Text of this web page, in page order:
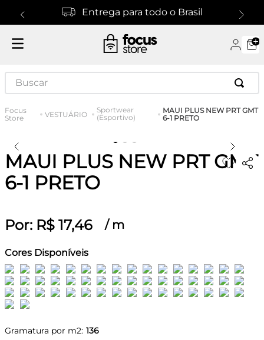
Entrega para todo o Brasil
Buscar
VESTUÁRIO
Sportwear
(Esportivo)
MAUI PLUS NEW PRT GMT
6-1 PRETO
MAUI PLUS NEW PRT GMT
6-1 PRETO
Por: R$ 17,46 / m
Cores Disponíveis
Gramatura por m2: 136